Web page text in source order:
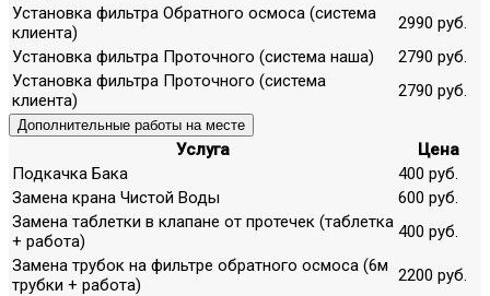
Установка фильтра Обратного осмоса (система
клиента)
2990 руб.
Установка фильтра Проточного (система наша)
2790 руб.
Установка фильтра Проточного (система
клиента)
2790 руб.
Дополнительные работы на месте
Услуга
Цена
Подкачка Бака
400 руб.
Замена крана Чистой Воды
600 руб.
Замена таблетки в клапане от протечек (таблетка
+ работа)
400 руб.
Замена трубок на фильтре обратного осмоса (6м
трубки + работа)
2200 руб.